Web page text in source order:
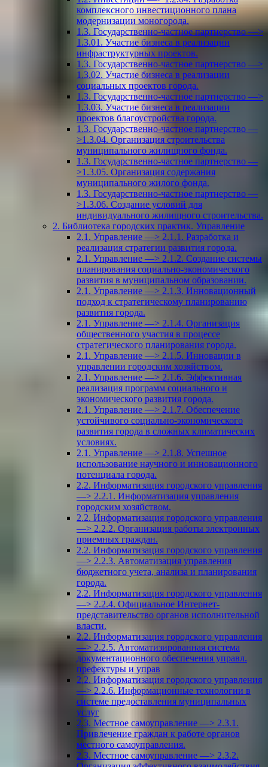
комплексного инвестиционного плана
модернизации моногорода.
1.3. Государственно-частное партнерство —>
1.3.01. Участие бизнеса в реализации
инфраструктурных проектов.
1.3. Государственно-частное партнерство —>
1.3.02. Участие бизнеса в реализации
социальных проектов города.
1.3. Государственно-частное партнерство —>
1.3.03. Участие бизнеса в реализации
проектов благоустройства города.
1.3. Государственно-частное партнерство —
>1.3.04. Организация строительства
муниципального жилищного фонда.
1.3. Государственно-частное партнерство —
>1.3.05. Организация содержания
муниципального жилого фонда.
1.3. Государственно-частное партнерство —
>1.3.06. Создание условий для
индивидуального жилищного строительства.
2. Библиотека городских практик. Управление
2.1. Управление —> 2.1.1. Разработка и
реализация стратегии развития города.
2.1. Управление —> 2.1.2. Создание системы
планирования социально-экономического
развития в муниципальном образовании.
2.1. Управление —> 2.1.3. Инновационный
подход к стратегическому планированию
развития города.
2.1. Управление —> 2.1.4. Организация
общественного участия в процессе
стратегического планирования города.
2.1. Управление —> 2.1.5. Инновации в
управлении городским хозяйством.
2.1. Управление —> 2.1.6. Эффективная
реализация программ социального и
экономического развития города.
2.1. Управление —> 2.1.7. Обеспечение
устойчивого социально-экономического
развития города в сложных климатических
условиях.
2.1. Управление —> 2.1.8. Успешное
использование научного и инновационного
потенциала города.
2.2. Информатизация городского управления
—> 2.2.1. Информатизация управления
городским хозяйством.
2.2. Информатизация городского управления
—> 2.2.2. Организация работы электронных
приемных граждан.
2.2. Информатизация городского управления
—> 2.2.3. Автоматизация управления
бюджетного учета, анализа и планирования
города.
2.2. Информатизация городского управления
—> 2.2.4. Официальное Интернет-
представительство органов исполнительной
власти.
2.2. Информатизация городского управления
—> 2.2.5. Автоматизированная система
документационного обеспечения управл.
префектуры и управ
2.2. Информатизация городского управления
—> 2.2.6. Информационные технологии в
системе предоставления муниципальных
услуг
2.3. Местное самоуправление —> 2.3.1.
Привлечение граждан к работе органов
местного самоуправления.
2.3. Местное самоуправление —> 2.3.2.